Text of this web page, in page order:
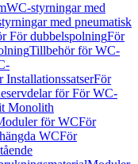
WC-styrningar med
med pneumatisk
För dubbelspolningFör
Tillbehör för WC-
InstallationssatserFör
för För WC-
Monolith
för WCFör
WCFör